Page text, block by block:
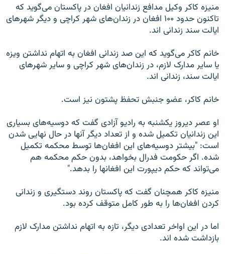
منیزه کاکر وکیل مدافع زندانیان افغان در پاکستان می‌گوید که
تاکنون حدود ۱۰۰ افغان در زندان‌های شهر کراچی و دیگر شهر‌های
ایالت سند زندانی اند.
خانم کاکر می‌گوید که این صد زندانی افغان به اتهام نداشتن ویزه
یا سایر مدارک لازم، در زندان‌های شهر کراچی و سایر شهر‌های
ایالت سند، زندانی اند.
خانم کاکر، عضو جنبش تحفظ پشتون نیز است.
او عصر دیروز یکشنبه به رادیو آزادی گفت که دوسیه‌های بسیاری
این زندانیان تکمیل شده و از تعداد دیگر آنها در حال نهایی شدن
است: "بیشتر دوسیه‌های این افغان‌ها توسط محکمه تکمیل
شده. اگر حکومت فدرال بخواهد، بدون حکم محکمه هم
می‌تواند که حکم دیپورت این افغانها را بدهد."
منیزه کاکر همچنان گفت که پاکستان روند دستگیری و زندانی
کردن افغان‌ها را به طور کامل متوقف کرده بود.
اما در این اواخر تعدادی دیگر، تازه به اتهام نداشتن مدارک لازم
بازداشت شده اند.